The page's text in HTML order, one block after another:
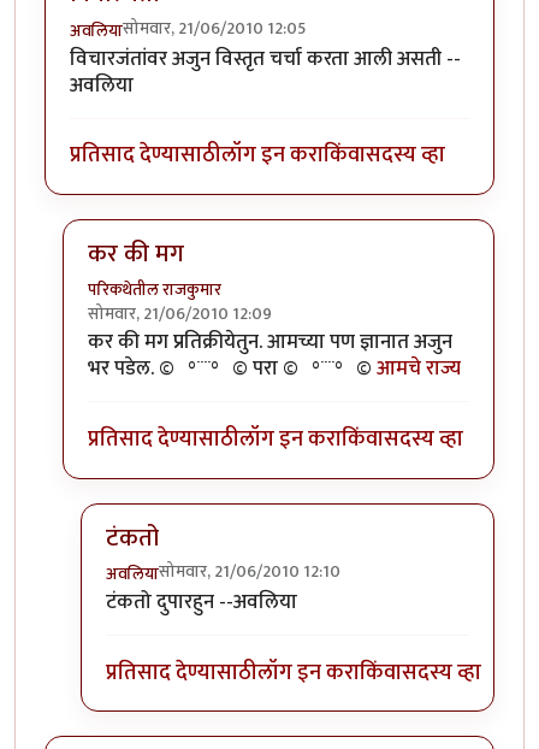
अवलियासोमवार, 21/06/2010 12:05
विचारजंतांवर अजुन विस्तृत चर्चा करता आली असती --
अवलिया
प्रतिसाद देण्यासाठीलॉग इन कराकिंवासदस्य व्हा
कर की मग
परिकथेतील राजकुमार
सोमवार, 21/06/2010 12:09
In reply toविचारजंताbyअवलिया
कर की मग प्रतिक्रीयेतुन. आमच्या पण ज्ञानात अजुन
भर पडेल. ©º°¨¨°º© परा ©º°¨¨°º©आमचे राज्य
प्रतिसाद देण्यासाठीलॉग इन कराकिंवासदस्य व्हा
टंकतो
अवलियासोमवार, 21/06/2010 12:10
In reply toकर की मगby
टंकतो दुपारहुन --अवलिया
प्रतिसाद देण्यासाठीलॉग इन कराकिंवासदस्य व्हा